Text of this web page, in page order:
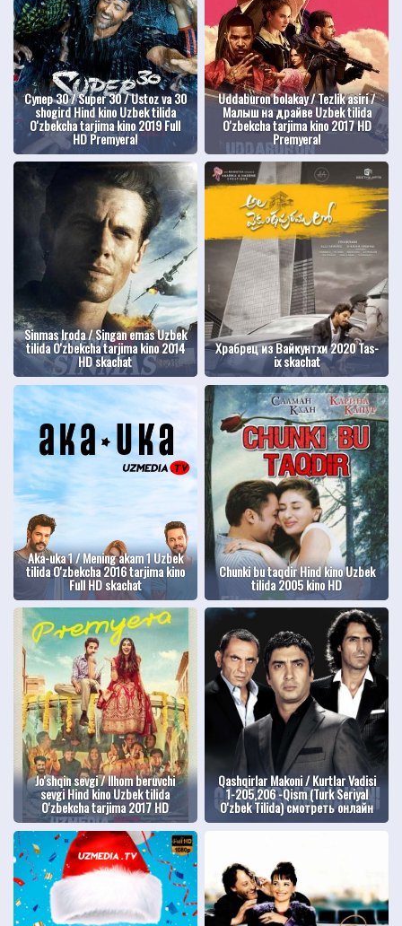
Супер 30 / Super 30 / Ustoz va 30
shogird Hind kino Uzbek tilida
O'zbekcha tarjima kino 2019 Full
HD Premyera!
Uddaburon bolakay / Tezlik asiri /
Малыш на драйве Uzbek tilida
O'zbekcha tarjima kino 2017 HD
Premyera!
Sinmas Iroda / Singan emas Uzbek
tilida O'zbekcha tarjima kino 2014
HD skachat
Храбрец из Вайкунтхи 2020 Tas-
ix skachat
Aka-uka 1 / Mening akam 1 Uzbek
tilida O'zbekcha 2016 tarjima kino
Full HD skachat
Chunki bu taqdir Hind kino Uzbek
tilida 2005 kino HD
Jo'shqin sevgi / Ilhom beruvchi
sevgi Hind kino Uzbek tilida
O'zbekcha tarjima 2017 HD
Qashqirlar Makoni / Kurtlar Vadisi
1-205,206 -Qism (Turk Seriyal
O'zbek Tilida) смотреть онлайн